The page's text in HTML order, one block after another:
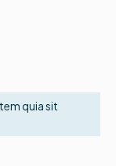
quia sit